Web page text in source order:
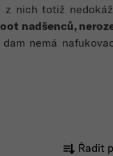
z nich totiž
nadšenců,
nemá
Řadit